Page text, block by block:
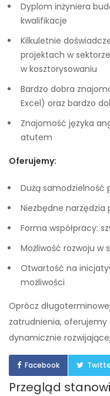
Dyplom inżyniera
kwalifikacje
Kilkuletnie
projektach w
w kosztorysowaniu
Bardzo dobra
Excel) oraz bardzo
Znajomość języka
atutem
Oferujemy:
Dużą samodzielność
Niezbędne narzędzia
Forma współpracy:
Możliwość rozwoju
Otwartość na
możliwości
Oprócz
zatrudnienia, oferujemy
dynamicznie
Facebook
Przegląd